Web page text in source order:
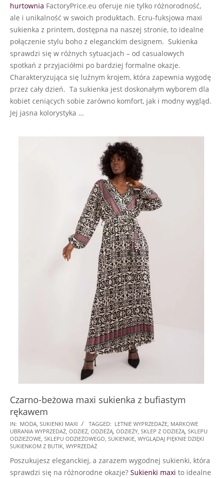
hurtownia FactoryPrice.eu oferuje nie tylko różnorodność,
ale i unikalność w swoich produktach. Ecru-fuksjowa maxi
sukienka z printem, dostępna na naszej stronie, to idealne
połączenie stylu boho z eleganckim designem. Sukienka
sprawdzi się w różnych sytuacjach – od casualowych
spotkań z przyjaciółmi po bardziej formalne okazje.
Charakteryzująca się luźnym krojem, która zapewnia wygodę
przez cały dzień. Ta sukienka jest doskonałym wyborem dla
kobiet ceniących sobie zarówno komfort, jak i modny wygląd.
Jej jasna kolorystyka …
Czarno-beżowa maxi sukienka z bufiastym
rękawem
2024-
07-
17
IN: MODA, SUKIENKI MAXI TAGGED: LETNIE WYPRZEDAŻE, MARKOWE
UBRANIA WYPRZEDAŻ, ODZIEŻ, ODZIEŻĄ, ODZIEŻY, SKLEP Z ODZIEŻĄ, SKLEPU
ODZIEŻOWE, SKLEPU ODZIEŻOWEGO, SUKIENKIE, WYGLĄDAJ PIĘKNIE DZIĘKI
SUKIENKOM Z BUTIK, WYPRZEDAŻ
Poszukujesz eleganckiej, a zarazem wygodnej sukienki, która
sprawdzi się na różnorodne okazje? Sukienki maxi to idealne